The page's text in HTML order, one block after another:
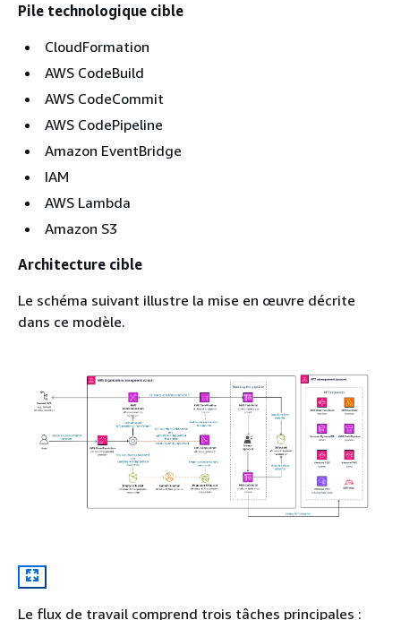
Pile technologique cible
CloudFormation
AWS CodeBuild
AWS CodeCommit
AWS CodePipeline
Amazon EventBridge
IAM
AWS Lambda
Amazon S3
Architecture cible
Le schéma suivant illustre la mise en œuvre décrite
dans ce modèle.
Le flux de travail comprend trois tâches principales :